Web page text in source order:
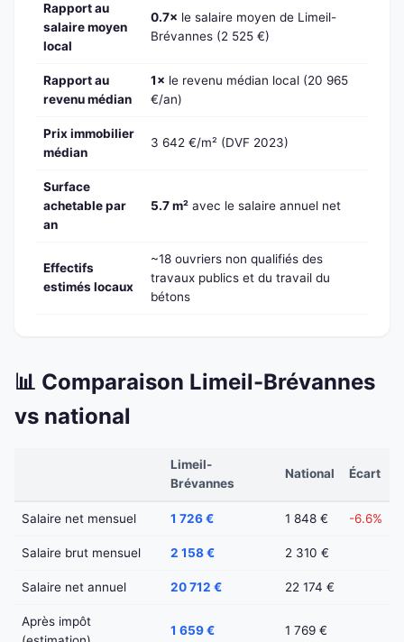
Rapport au
salaire moyen
local
0.7× le salaire moyen de Limeil-
Brévannes (2 525 €)
Rapport au
revenu médian
1× le revenu médian local (20 965
€/an)
Prix immobilier
médian
3 642 €/m² (DVF 2023)
Surface
achetable par
an
5.7 m² avec le salaire annuel net
Effectifs
estimés locaux
~18 ouvriers non qualifiés des
travaux publics et du travail du
bétons
📊 Comparaison Limeil-Brévannes
vs national
Limeil-
Brévannes
National Écart
Salaire net mensuel 1 726 € 1 848 € -6.6%
Salaire brut mensuel 2 158 € 2 310 €
Salaire net annuel 20 712 € 22 174 €
Après impôt
1 659 € 1 769 €